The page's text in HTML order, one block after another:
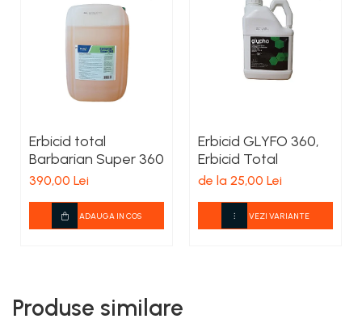
Erbicid total
Barbarian Super 360
390,00 Lei
ADAUGA IN COS
Erbicid GLYFO 360,
Erbicid Total
de la 25,00 Lei
VEZI VARIANTE
Produse similare